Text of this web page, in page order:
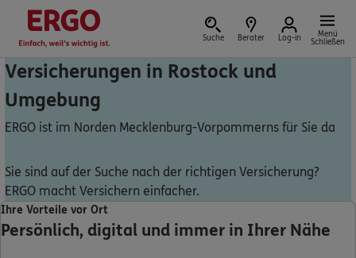
Suche Berater Log-in
Menü
Schließen
Versicherung vor Ort
Schaden oder Leistungsfall melden
Bequem online oder telefonisch
Versicherungen in Rostock und
Umgebung
ERGO ist im Norden Mecklenburg-Vorpommerns für Sie da
Sie sind auf der Suche nach der richtigen Versicherung?
ERGO macht Versichern einfacher.
Ihre Vorteile vor Ort
Persönlich, digital und immer in Ihrer Nähe